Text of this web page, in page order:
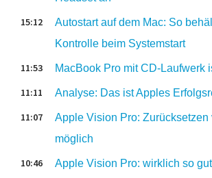
Autostart auf dem Mac: So
Kontrolle beim Systemstart
15:12
MacBook Pro mit CD-Laufwerk
11:53
Analyse: Das ist Apples
11:11
Apple Vision Pro: Zurücksetzen
möglich
11:07
Apple Vision Pro: wirklich so
10:46